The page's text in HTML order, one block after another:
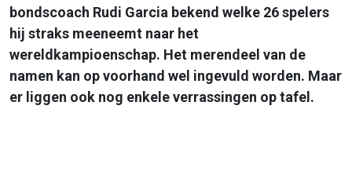
bondscoach Rudi Garcia bekend welke 26 spelers
hij straks meeneemt naar het
wereldkampioenschap. Het merendeel van de
namen kan op voorhand wel ingevuld worden. Maar
er liggen ook nog enkele verrassingen op tafel.